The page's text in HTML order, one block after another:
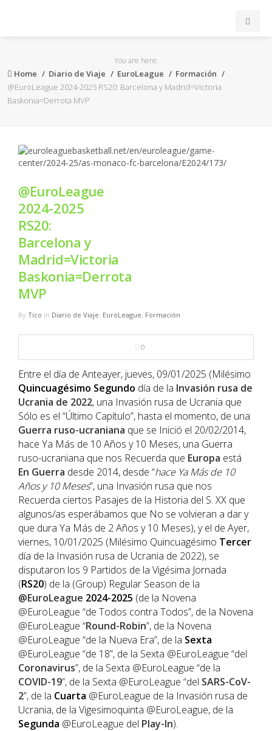
ACB
FEB
OTROS
FORMACIÓN
NBA
You are here:
Home Diario de Viaje EuroLeague
Formación
@EuroLeague 2024-2025 RS20: Barcelona y Madrid=Victoria
Baskonia=Derrota MVP
@EuroLeague
2024-2025
RS20:
Barcelona y
Madrid=Victoria
Baskonia=Derrota
MVP
By Tico in Diario de Viaje, EuroLeague, Formación
0
Entre el día de Anteayer, jueves, 09/01/2025 (Milésimo
Quincuagésimo Segundo día de la Invasión rusa de
Ucrania de 2022, una Invasión rusa de Ucrania que
Sólo es el “Último Capítulo”, hasta el momento, de una
Guerra ruso-ucraniana que se Inició el 20/02/2014,
hace Ya Más de 10 Años y 10 Meses, una Guerra
ruso-ucraniana que nos Recuerda que Europa está
En Guerra desde 2014, desde “hace Ya Más de 10
Años y 10 Meses”, una Invasión rusa que nos
Recuerda ciertos Pasajes de la Historia del S. XX que
algunos/as esperábamos que No se volvieran a dar y
que dura Ya Más de 2 Años y 10 Meses), y el de Ayer,
viernes, 10/01/2025 (Milésimo Quincuagésimo Tercer
día de la Invasión rusa de Ucrania de 2022), se
disputaron los 9 Partidos de la Vigésima Jornada
(RS20) de la (Group) Regular Season de la
@EuroLeague 2024-2025 (de la Novena
@EuroLeague “de Todos contra Todos”, de la Novena
@EuroLeague “Round-Robin”, de la Novena
@EuroLeague “de la Nueva Era”, de la Sexta
@EuroLeague “de 18”, de la Sexta @EuroLeague “del
Coronavirus”, de la Sexta @EuroLeague “de la
COVID-19”, de la Sexta @EuroLeague “del SARS-CoV-
2”, de la Cuarta @EuroLeague de la Invasión rusa de
Ucrania, de la Vigesimoquinta @EuroLeague, de la
Segunda @EuroLeague del Play-In).